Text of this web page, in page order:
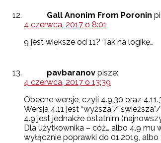
Gall Anonim From Poronin
4 czerwca, 2017 o 8:01
9 jest większe od 11? Tak na logikę…
pavbaranov pisze:
4 czerwca, 2017 o 13:39
Obecne wersje, czyli 4.9.30 oraz
Wersja 4.11 jest “wyższa”/
4.9 jest jednakże ostatnim
Dla użytkownika – cóż… albo 4.9 mu
wyłącznie poprawki do 01.2019,